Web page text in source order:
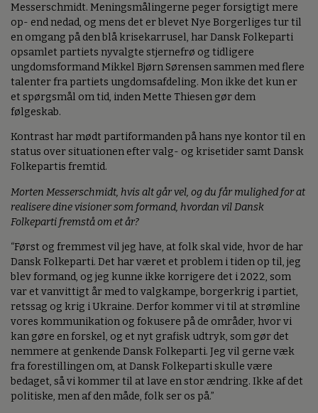
Messerschmidt. Meningsmålingerne peger forsigtigt mere
op- end nedad, og mens det er blevet Nye Borgerliges tur til
en omgang på den blå krisekarrusel, har Dansk Folkeparti
opsamlet partiets nyvalgte stjernefrø og tidligere
ungdomsformand Mikkel Bjørn Sørensen sammen med flere
talenter fra partiets ungdomsafdeling. Mon ikke det kun er
et spørgsmål om tid, inden Mette Thiesen gør dem
følgeskab.
Kontrast har mødt partiformanden på hans nye kontor til en
status over situationen efter valg- og krisetider samt Dansk
Folkepartis fremtid.
Morten Messerschmidt, hvis alt går vel, og du får mulighed for at
realisere dine visioner som formand, hvordan vil Dansk
Folkeparti fremstå om et år?
“Først og fremmest vil jeg have, at folk skal vide, hvor de har
Dansk Folkeparti. Det har været et problem i tiden op til, jeg
blev formand, og jeg kunne ikke korrigere det i 2022, som
var et vanvittigt år med to valgkampe, borgerkrig i partiet,
retssag og krig i Ukraine. Derfor kommer vi til at strømline
vores kommunikation og fokusere på de områder, hvor vi
kan gøre en forskel, og et nyt grafisk udtryk, som gør det
nemmere at genkende Dansk Folkeparti. Jeg vil gerne væk
fra forestillingen om, at Dansk Folkeparti skulle være
bedaget, så vi kommer til at lave en stor ændring. Ikke af det
politiske, men af den måde, folk ser os på.”